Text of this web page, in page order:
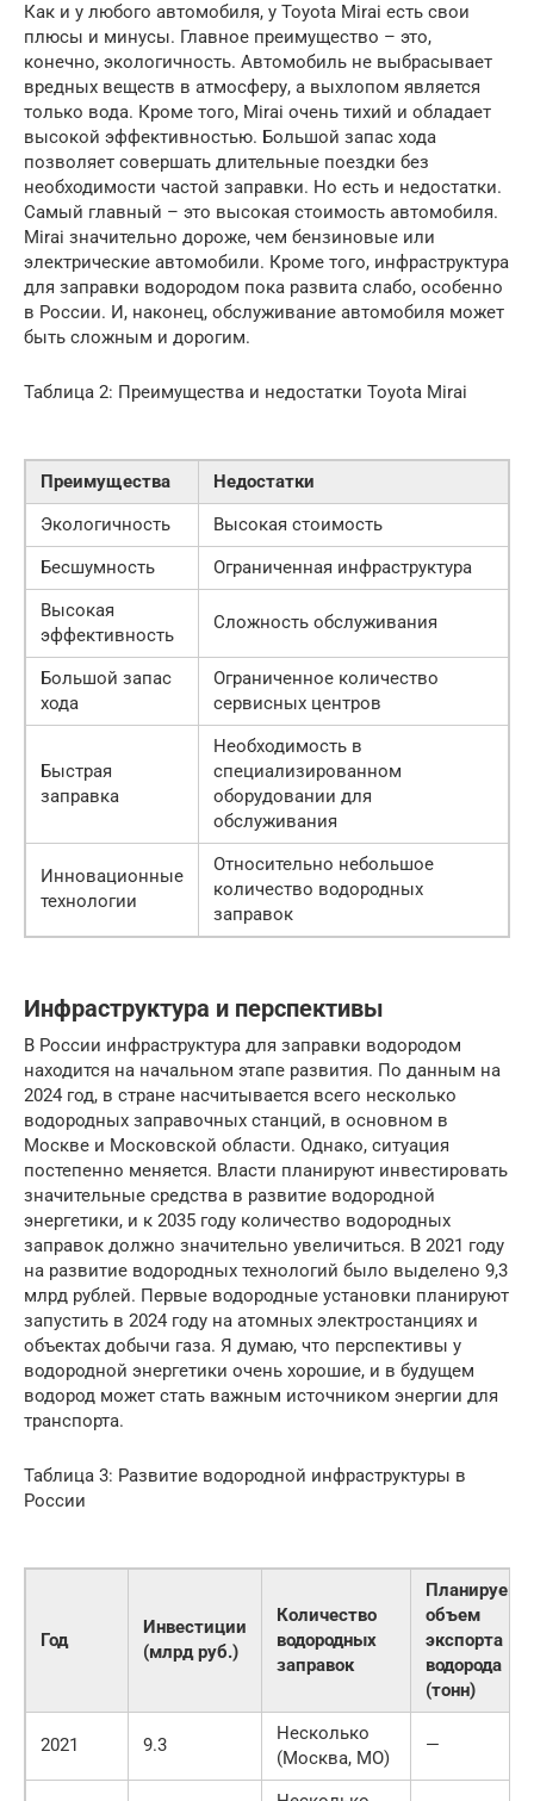
Как и у любого автомобиля, у Toyota Mirai есть свои
плюсы и минусы. Главное преимущество – это,
конечно, экологичность. Автомобиль не выбрасывает
вредных веществ в атмосферу, а выхлопом является
только вода. Кроме того, Mirai очень тихий и обладает
высокой эффективностью. Большой запас хода
позволяет совершать длительные поездки без
необходимости частой заправки. Но есть и недостатки.
Самый главный – это высокая стоимость автомобиля.
Mirai значительно дороже, чем бензиновые или
электрические автомобили. Кроме того, инфраструктура
для заправки водородом пока развита слабо, особенно
в России. И, наконец, обслуживание автомобиля может
быть сложным и дорогим.
Таблица 2: Преимущества и недостатки Toyota Mirai
Преимущества
Недостатки
Экологичность
Высокая стоимость
Бесшумность
Ограниченная инфраструктура
Высокая
эффективность
Сложность обслуживания
Большой запас
хода
Ограниченное количество
сервисных центров
Быстрая
заправка
Необходимость в
специализированном
оборудовании для
обслуживания
Инновационные
технологии
Относительно небольшое
количество водородных
заправок
Инфраструктура и перспективы
В России инфраструктура для заправки водородом
находится на начальном этапе развития. По данным на
2024 год, в стране насчитывается всего несколько
водородных заправочных станций, в основном в
Москве и Московской области. Однако, ситуация
постепенно меняется. Власти планируют инвестировать
значительные средства в развитие водородной
энергетики, и к 2035 году количество водородных
заправок должно значительно увеличиться. В 2021 году
на развитие водородных технологий было выделено 9,3
млрд рублей. Первые водородные установки планируют
запустить в 2024 году на атомных электростанциях и
объектах добычи газа. Я думаю, что перспективы у
водородной энергетики очень хорошие, и в будущем
водород может стать важным источником энергии для
транспорта.
Таблица 3: Развитие водородной инфраструктуры в
России
Год
Инвестиции
(млрд руб.)
Количество
водородных
заправок
объем
экспорта
водорода
(тонн)
2021 9.3
Несколько
(Москва, МО)
—